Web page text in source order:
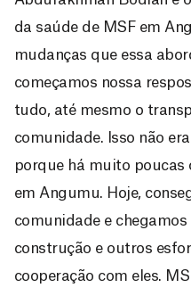
da saúde de MSF em
mudanças que essa
começamos nossa
tudo, até mesmo o
comunidade. Isso não
porque há muito poucas
em Angumu. Hoje,
comunidade e
construção e outros
cooperação com eles.